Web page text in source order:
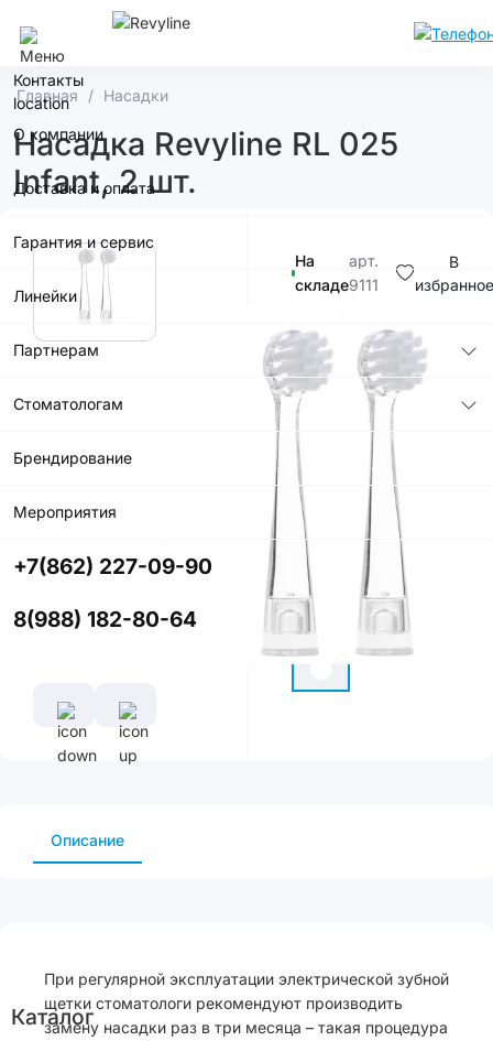
Контакты
О компании
Доставка и оплата
Гарантия и сервис
Линейки
Партнерам
Стоматологам
Брендирование
Мероприятия
+7(862) 227-09-90
8(988) 182-80-64
Каталог
Главная Насадки
Насадка Revyline RL 025
Infant, 2 шт.
На
складе
арт.
9111
В
избранное
990р.
В корзину
Купить в
приложении
со скидкой
Цвет
Описание
При регулярной эксплуатации электрической зубной
щетки стоматологи рекомендуют производить
замену насадки раз в три месяца – такая процедура